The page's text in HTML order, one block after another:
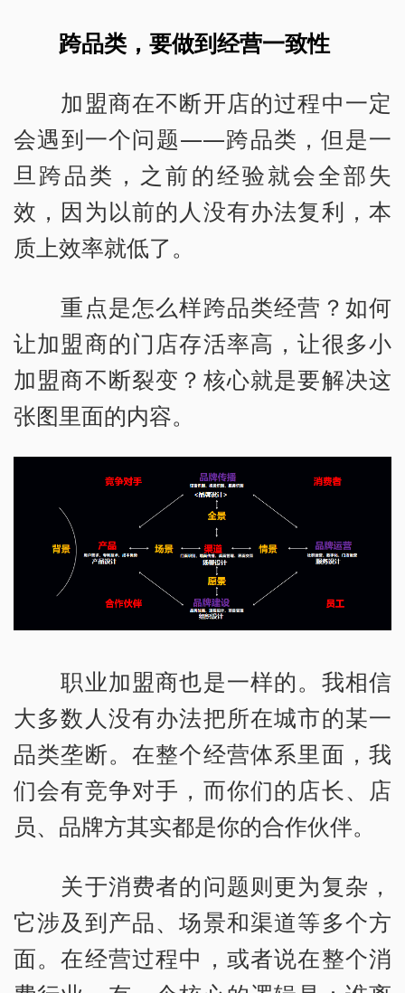
跨品类，要做到经营一致性
加盟商在不断开店的过程中一定
会遇到一个问题——跨品类，但是一
旦跨品类，之前的经验就会全部失
效，因为以前的人没有办法复利，本
质上效率就低了。
重点是怎么样跨品类经营？如何
让加盟商的门店存活率高，让很多小
加盟商不断裂变？核心就是要解决这
张图里面的内容。
职业加盟商也是一样的。我相信
大多数人没有办法把所在城市的某一
品类垄断。在整个经营体系里面，我
们会有竞争对手，而你们的店长、店
员、品牌方其实都是你的合作伙伴。
关于消费者的问题则更为复杂，
它涉及到产品、场景和渠道等多个方
面。在经营过程中，或者说在整个消